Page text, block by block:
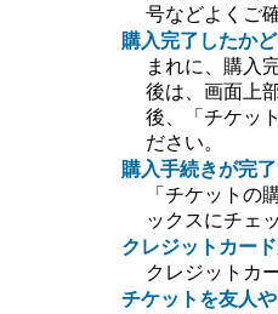
号などよくご
購入完了したか
まれに、購入
後は、画面上
後、「チケッ
ださい。
購入手続きが完
「チケットの
ックスにチェ
クレジットカー
クレジットカ
チケットを友人